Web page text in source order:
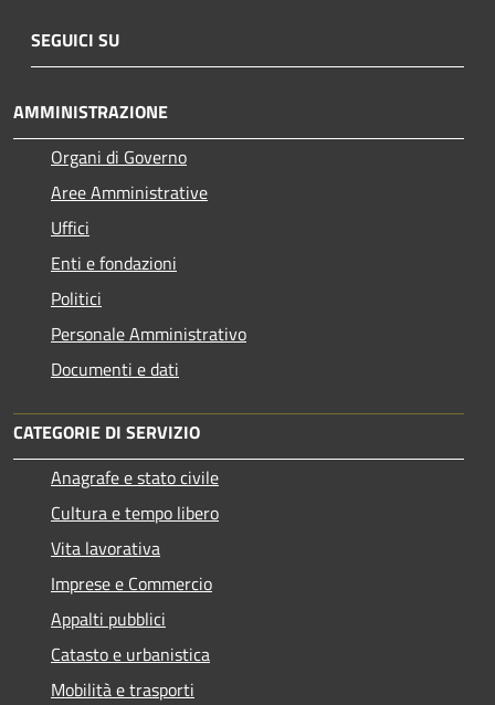
SEGUICI SU
AMMINISTRAZIONE
Organi di Governo
Aree Amministrative
Uffici
Enti e fondazioni
Politici
Personale Amministrativo
Documenti e dati
CATEGORIE DI SERVIZIO
Anagrafe e stato civile
Cultura e tempo libero
Vita lavorativa
Imprese e Commercio
Appalti pubblici
Catasto e urbanistica
Mobilità e trasporti